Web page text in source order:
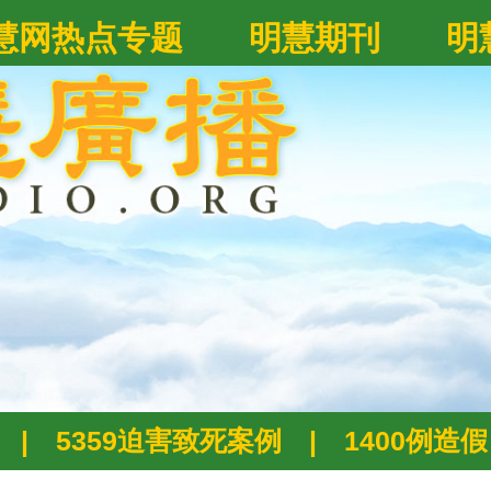
网热点专题 明慧期刊 明
| 5359迫害致死案例 | 1400例造假